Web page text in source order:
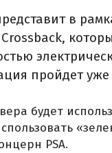
в
пройдет
будет
PSA.